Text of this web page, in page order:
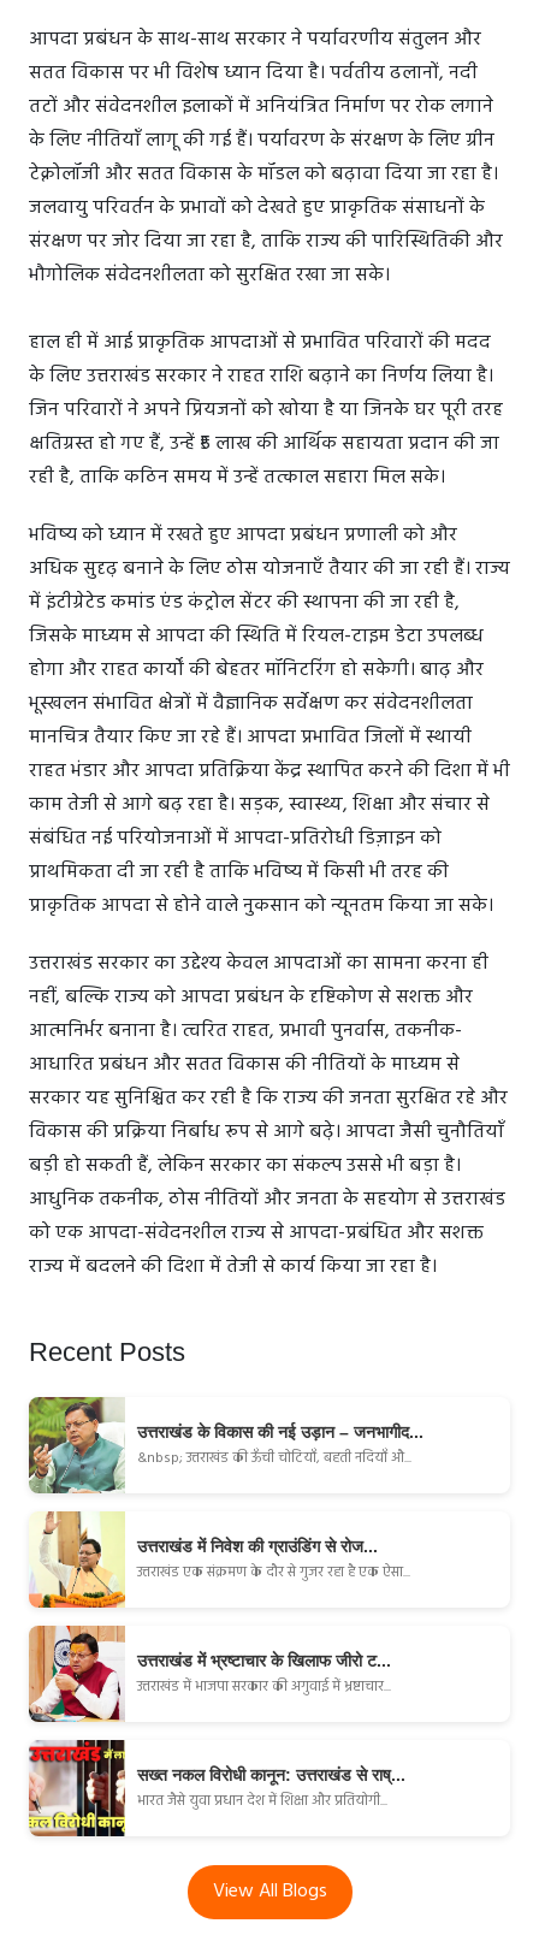
आपदा प्रबंधन के साथ-साथ सरकार ने पर्यावरणीय संतुलन और
सतत विकास पर भी विशेष ध्यान दिया है। पर्वतीय ढलानों, नदी
तटों और संवेदनशील इलाकों में अनियंत्रित निर्माण पर रोक लगाने
के लिए नीतियाँ लागू की गई हैं। पर्यावरण के संरक्षण के लिए ग्रीन
टेक्नोलॉजी और सतत विकास के मॉडल को बढ़ावा दिया जा रहा है।
जलवायु परिवर्तन के प्रभावों को देखते हुए प्राकृतिक संसाधनों के
संरक्षण पर जोर दिया जा रहा है, ताकि राज्य की पारिस्थितिकी और
भौगोलिक संवेदनशीलता को सुरक्षित रखा जा सके।
हाल ही में आई प्राकृतिक आपदाओं से प्रभावित परिवारों की मदद
के लिए उत्तराखंड सरकार ने राहत राशि बढ़ाने का निर्णय लिया है।
जिन परिवारों ने अपने प्रियजनों को खोया है या जिनके घर पूरी तरह
क्षतिग्रस्त हो गए हैं, उन्हें ₹5 लाख की आर्थिक सहायता प्रदान की जा
रही है, ताकि कठिन समय में उन्हें तत्काल सहारा मिल सके।
भविष्य को ध्यान में रखते हुए आपदा प्रबंधन प्रणाली को और
अधिक सुदृढ़ बनाने के लिए ठोस योजनाएँ तैयार की जा रही हैं। राज्य
में इंटीग्रेटेड कमांड एंड कंट्रोल सेंटर की स्थापना की जा रही है,
जिसके माध्यम से आपदा की स्थिति में रियल-टाइम डेटा उपलब्ध
होगा और राहत कार्यों की बेहतर मॉनिटरिंग हो सकेगी। बाढ़ और
भूस्खलन संभावित क्षेत्रों में वैज्ञानिक सर्वेक्षण कर संवेदनशीलता
मानचित्र तैयार किए जा रहे हैं। आपदा प्रभावित जिलों में स्थायी
राहत भंडार और आपदा प्रतिक्रिया केंद्र स्थापित करने की दिशा में भी
काम तेजी से आगे बढ़ रहा है। सड़क, स्वास्थ्य, शिक्षा और संचार से
संबंधित नई परियोजनाओं में आपदा-प्रतिरोधी डिज़ाइन को
प्राथमिकता दी जा रही है ताकि भविष्य में किसी भी तरह की
प्राकृतिक आपदा से होने वाले नुकसान को न्यूनतम किया जा सके।
उत्तराखंड सरकार का उद्देश्य केवल आपदाओं का सामना करना ही
नहीं, बल्कि राज्य को आपदा प्रबंधन के दृष्टिकोण से सशक्त और
आत्मनिर्भर बनाना है। त्वरित राहत, प्रभावी पुनर्वास, तकनीक-
आधारित प्रबंधन और सतत विकास की नीतियों के माध्यम से
सरकार यह सुनिश्चित कर रही है कि राज्य की जनता सुरक्षित रहे और
विकास की प्रक्रिया निर्बाध रूप से आगे बढ़े। आपदा जैसी चुनौतियाँ
बड़ी हो सकती हैं, लेकिन सरकार का संकल्प उससे भी बड़ा है।
आधुनिक तकनीक, ठोस नीतियों और जनता के सहयोग से उत्तराखंड
को एक आपदा-संवेदनशील राज्य से आपदा-प्रबंधित और सशक्त
राज्य में बदलने की दिशा में तेजी से कार्य किया जा रहा है।
Recent Posts
उत्तराखंड के विकास की नई उड़ान – जनभागीद...
&nbsp; उत्तराखंड की ऊँची चोटियाँ, बहती नदियाँ औ...
उत्तराखंड में निवेश की ग्राउंडिंग से रोज...
उत्तराखंड एक संक्रमण के दौर से गुजर रहा है एक ऐसा...
उत्तराखंड में भ्रष्टाचार के खिलाफ जीरो ट...
उत्तराखंड में भाजपा सरकार की अगुवाई में भ्रष्टाचार...
सख्त नकल विरोधी कानून: उत्तराखंड से राष्...
भारत जैसे युवा प्रधान देश में शिक्षा और प्रतियोगी...
View All Blogs